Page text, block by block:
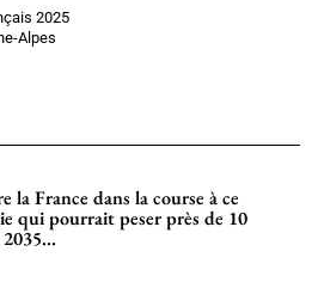
2025
Alpes
la France dans la course à ce
qui pourrait peser près de 10